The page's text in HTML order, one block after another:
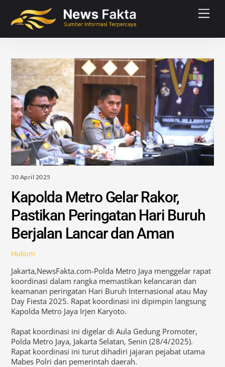
content
30 April 2025
Kapolda Metro Gelar Rakor,
Pastikan Peringatan Hari Buruh
Berjalan Lancar dan Aman
Hukum
Jakarta,NewsFakta.com-Polda Metro Jaya menggelar rapat
koordinasi dalam rangka memastikan kelancaran dan
keamanan peringatan Hari Buruh Internasional atau May
Day Fiesta 2025. Rapat koordinasi ini dipimpin langsung
Kapolda Metro Jaya Irjen Karyoto.
Rapat koordinasi ini digelar di Aula Gedung Promoter,
Polda Metro Jaya, Jakarta Selatan, Senin (28/4/2025).
Rapat koordinasi ini turut dihadiri jajaran pejabat utama
Mabes Polri dan pemerintah daerah.